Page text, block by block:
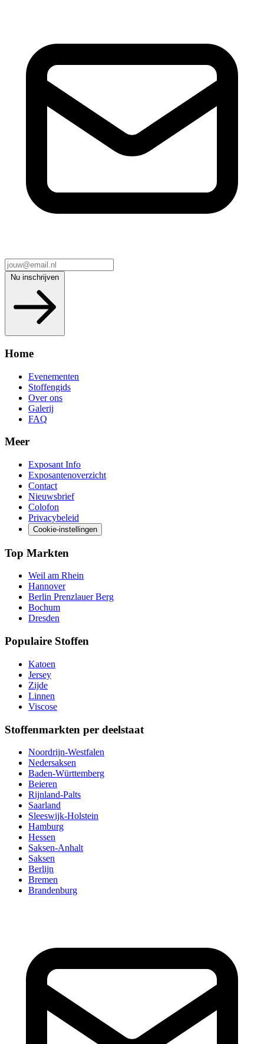
Nu inschrijven
Home
Evenementen
Stoffengids
Over ons
Galerij
FAQ
Meer
Exposant Info
Exposantenoverzicht
Contact
Nieuwsbrief
Colofon
Privacybeleid
Cookie-instellingen
Top Markten
Weil am Rhein
Hannover
Berlin Prenzlauer Berg
Bochum
Dresden
Populaire Stoffen
Katoen
Jersey
Zijde
Linnen
Viscose
Stoffenmarkten per deelstaat
Noordrijn-Westfalen
Nedersaksen
Baden-Württemberg
Beieren
Rijnland-Palts
Saarland
Sleeswijk-Holstein
Hamburg
Hessen
Saksen-Anhalt
Saksen
Berlijn
Bremen
Brandenburg